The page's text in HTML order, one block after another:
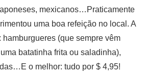
mexicanos…Praticamente
uma boa refeição no local. A
(que sempre vêm
batatinha frita ou saladinha),
o melhor: tudo por $ 4,95!